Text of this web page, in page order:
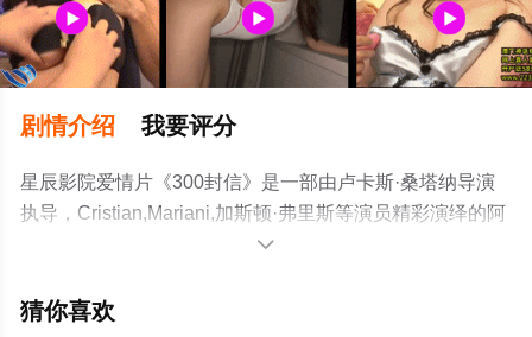
剧情介绍 我要评分
星辰影院爱情片《300封信》是一部由卢卡斯·桑塔纳导演
执导，Cristian,Mariani,加斯顿·弗里斯等演员精彩演绎的阿
根廷电影，大结局剧情已揭晓（1-1全集），手机免费观看
可移步至豆瓣电影、电视猫或剧情网等平台了解。

猜你喜欢